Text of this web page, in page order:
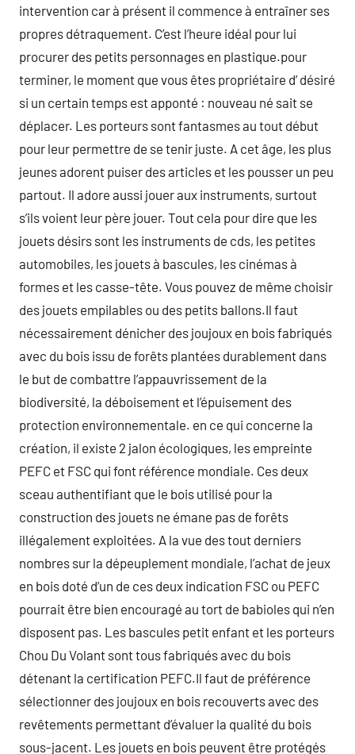
intervention car à présent il commence à entraîner ses
propres détraquement. C’est l’heure idéal pour lui
procurer des petits personnages en plastique.pour
terminer, le moment que vous êtes propriétaire d’ désiré
si un certain temps est apponté : nouveau né sait se
déplacer. Les porteurs sont fantasmes au tout début
pour leur permettre de se tenir juste. A cet âge, les plus
jeunes adorent puiser des articles et les pousser un peu
partout. Il adore aussi jouer aux instruments, surtout
s’ils voient leur père jouer. Tout cela pour dire que les
jouets désirs sont les instruments de cds, les petites
automobiles, les jouets à bascules, les cinémas à
formes et les casse-tête. Vous pouvez de même choisir
des jouets empilables ou des petits ballons.Il faut
nécessairement dénicher des joujoux en bois fabriqués
avec du bois issu de forêts plantées durablement dans
le but de combattre l’appauvrissement de la
biodiversité, la déboisement et l’épuisement des
protection environnementale. en ce qui concerne la
création, il existe 2 jalon écologiques, les empreinte
PEFC et FSC qui font référence mondiale. Ces deux
sceau authentifiant que le bois utilisé pour la
construction des jouets ne émane pas de forêts
illégalement exploitées. A la vue des tout derniers
nombres sur la dépeuplement mondiale, l’achat de jeux
en bois doté d’un de ces deux indication FSC ou PEFC
pourrait être bien encouragé au tort de babioles qui n’en
disposent pas. Les bascules petit enfant et les porteurs
Chou Du Volant sont tous fabriqués avec du bois
détenant la certification PEFC.Il faut de préférence
sélectionner des joujoux en bois recouverts avec des
revêtements permettant d’évaluer la qualité du bois
sous-jacent. Les jouets en bois peuvent être protégés